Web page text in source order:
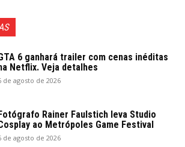
6 ganhará trailer com cenas inéditas
Netflix. Veja detalhes
de agosto de 2026
Fotógrafo Rainer Faulstich leva Studio
ao Metrópoles Game Festival
de agosto de 2026